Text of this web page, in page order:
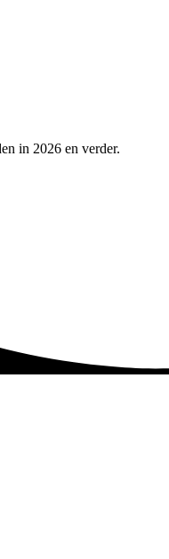
in 2026 en verder.